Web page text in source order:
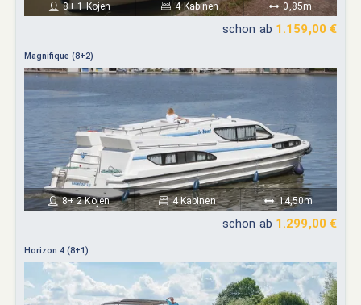
8+ 1 Kojen 4 Kabinen 0,85m
schon ab 1.159,00 €
Magnifique (8+2)
8+ 2 Kojen 4 Kabinen 14,50m
schon ab 1.299,00 €
Horizon 4 (8+1)